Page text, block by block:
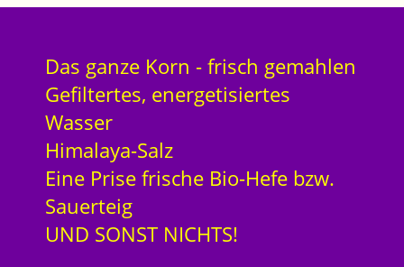
Das ganze Korn - frisch gemahlen
Gefiltertes, energetisiertes
Wasser
Himalaya-Salz
Eine Prise frische Bio-Hefe bzw.
Sauerteig
UND SONST NICHTS!